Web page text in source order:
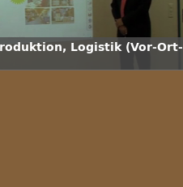
Logistik (Vor-Ort-